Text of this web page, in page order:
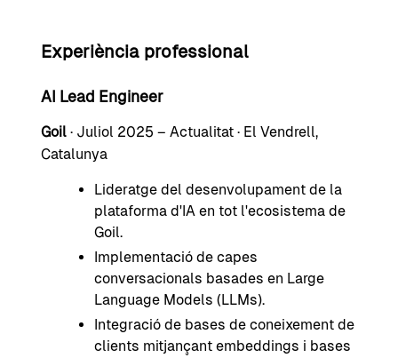
Experiència professional
AI Lead Engineer
Goil · Juliol 2025 – Actualitat · El Vendrell,
Catalunya
Lideratge del desenvolupament de la
plataforma d'IA en tot l'ecosistema de
Goil.
Implementació de capes
conversacionals basades en Large
Language Models (LLMs).
Integració de bases de coneixement de
clients mitjançant embeddings i bases